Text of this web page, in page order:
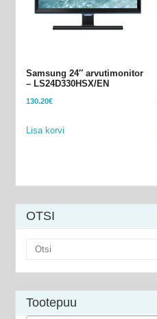
Samsung 24″ arvutimonitor
– LS24D330HSX/EN
130.20€
Lisa korvi
OTSI
Tootepuu